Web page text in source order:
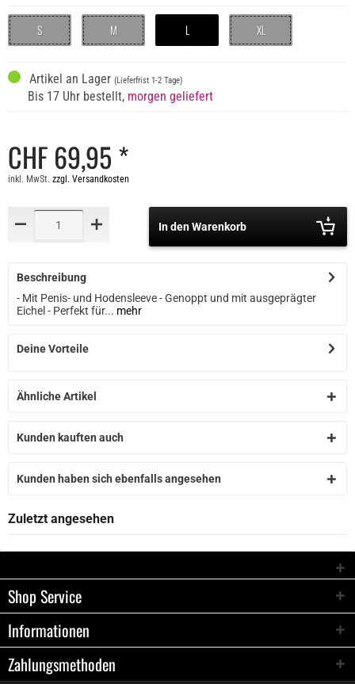
S M L XL
Artikel an Lager (Lieferfrist 1-2 Tage)
Bis 17 Uhr bestellt, morgen geliefert
CHF 69,95 *
inkl. MwSt. zzgl. Versandkosten
In den Warenkorb
Beschreibung
- Mit Penis- und Hodensleeve - Genoppt und mit ausgeprägter
Eichel - Perfekt für... mehr
Deine Vorteile
Ähnliche Artikel
Kunden kauften auch
Kunden haben sich ebenfalls angesehen
Zuletzt angesehen
Shop Service
Informationen
Zahlungsmethoden